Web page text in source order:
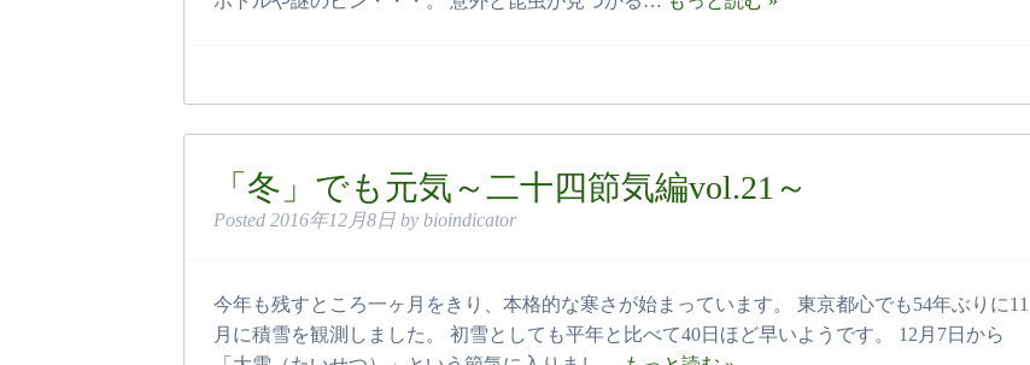
「冬」でも元気～二十四節気編vol.21～
Posted 2016年12月8日 by bioindicator
今年も残すところ一ヶ月をきり、本格的な寒さが始まっています。 東京都心でも54年ぶりに11
月に積雪を観測しました。 初雪としても平年と比べて40日ほど早いようです。 12月7日から